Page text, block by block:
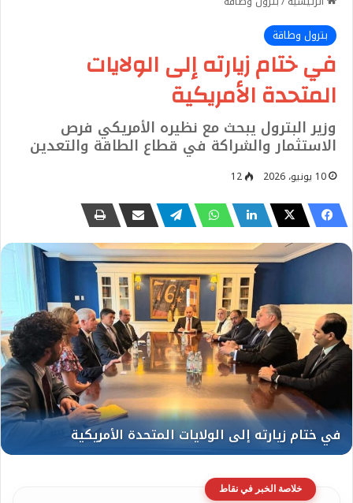
بترول وطاقة
في ختام زيارته إلى الولايات
المتحدة الأمريكية
وزير البترول يبحث مع نظيره الأمريكي فرص
الاستثمار والشراكة في قطاع الطاقة والتعدين
10 يونيو، 2026 12
خلاصة الخبر في نقاط